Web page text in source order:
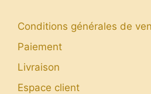
Conditions générales de
Paiement
Livraison
Espace client